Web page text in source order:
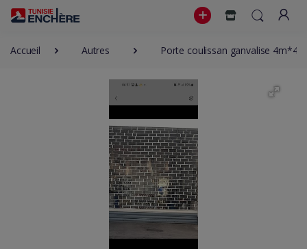
Accueil Autres Porte coulissan ganvalise